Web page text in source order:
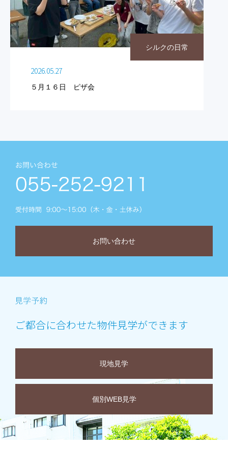
シルクの日常
2026.05.27
５月１６日 ピザ会
お問い合わせ
ご都合に合わせた物件見学ができます
現地見学
個別WEB見学